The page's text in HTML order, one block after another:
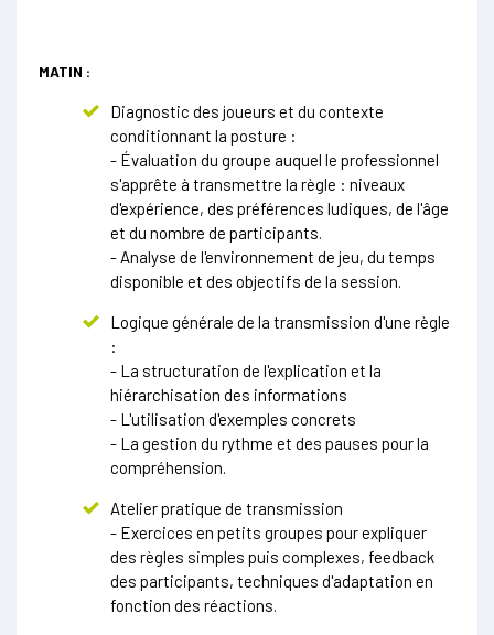
MATIN :
Diagnostic des joueurs et du contexte
conditionnant la posture :
- Évaluation du groupe auquel le professionnel
s'apprête à transmettre la règle : niveaux
d'expérience, des préférences ludiques, de l'âge
et du nombre de participants.
- Analyse de l'environnement de jeu, du temps
disponible et des objectifs de la session.
Logique générale de la transmission d'une règle
:
- La structuration de l'explication et la
hiérarchisation des informations
- L'utilisation d'exemples concrets
- La gestion du rythme et des pauses pour la
compréhension.
Atelier pratique de transmission
- Exercices en petits groupes pour expliquer
des règles simples puis complexes, feedback
des participants, techniques d'adaptation en
fonction des réactions.